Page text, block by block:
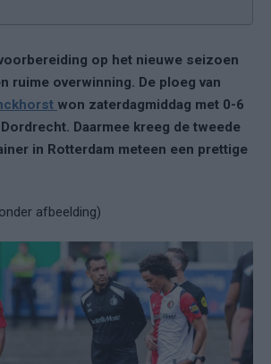
op het nieuwe seizoen
ruime overwinning. De ploeg van
won zaterdagmiddag met 0-6
Daarmee kreeg de tweede
in Rotterdam meteen een prettige
afbeelding)